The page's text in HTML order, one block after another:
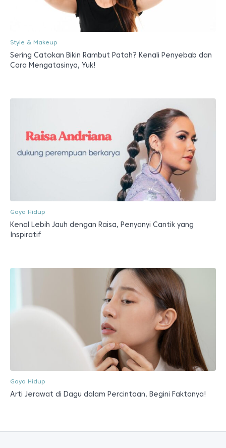
Style & Makeup
Sering Catokan Bikin Rambut Patah? Kenali Penyebab dan
Cara Mengatasinya, Yuk!
Gaya Hidup
Kenal Lebih Jauh dengan Raisa, Penyanyi Cantik yang
Inspiratif
Gaya Hidup
Arti Jerawat di Dagu dalam Percintaan, Begini Faktanya!